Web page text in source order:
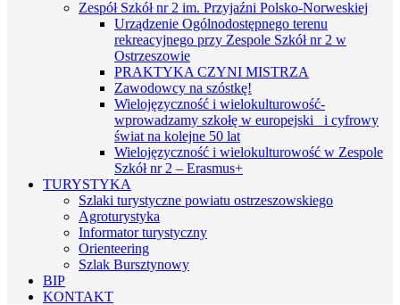
Zespół Szkół nr 2 im. Przyjaźni Polsko-Norweskiej
Urządzenie Ogólnodostępnego terenu
rekreacyjnego przy Zespole Szkół nr 2 w
Ostrzeszowie
PRAKTYKA CZYNI MISTRZA
Zawodowcy na szóstkę!
Wielojęzyczność i wielokulturowość-
wprowadzamy szkołę w europejski i cyfrowy
świat na kolejne 50 lat
Wielojęzyczność i wielokulturowość w Zespole
Szkół nr 2 – Erasmus+
TURYSTYKA
Szlaki turystyczne powiatu ostrzeszowskiego
Agroturystyka
Informator turystyczny
Orienteering
Szlak Bursztynowy
BIP
KONTAKT